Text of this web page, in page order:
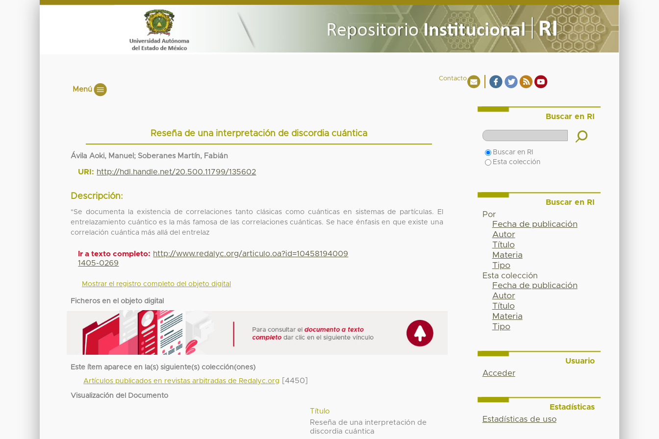
Contacto
Menú
Reseña de una interpretación de discordia cuántica
Ávila Aoki, Manuel; Soberanes Martín, Fabián
URI: http://hdl.handle.net/20.500.11799/135602
Descripción:
"Se documenta la existencia de correlaciones tanto clásicas como cuánticas en sistemas de partículas. El
entrelazamiento cuántico es la más famosa de las correlaciones cuánticas. Se hace énfasis en que existe una
correlación cuántica más allá del entrelaz
Ir a texto completo: http://www.redalyc.org/articulo.oa?id=10458194009
1405-0269
Mostrar el registro completo del objeto digital
Ficheros en el objeto digital
Este ítem aparece en la(s) siguiente(s) colección(ones)
Artículos publicados en revistas arbitradas de Redalyc.org
[4450]
Visualización del Documento
Título
Reseña de una interpretación de
discordia cuántica
Buscar en RI
Buscar en RI
Esta colección
Buscar en RI
Por
Fecha de publicación
Autor
Título
Materia
Tipo
Esta colección
Fecha de publicación
Autor
Título
Materia
Tipo
Usuario
Acceder
Estadísticas
Estadísticas de uso